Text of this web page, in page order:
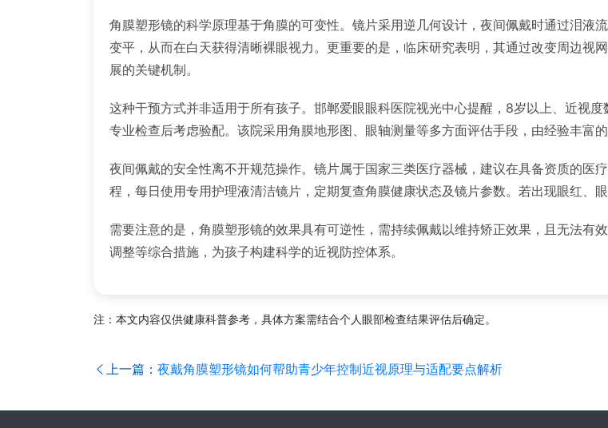
角膜塑形镜的科学原理基于角膜的可变性。镜片采用逆几何设计，夜间佩戴时通过泪液
变平，从而在白天获得清晰裸眼视力。更重要的是，临床研究表明，其通过改变周边视
展的关键机制。
这种干预方式并非适用于所有孩子。邯郸爱眼眼科医院视光中心提醒，8岁以上、近视
专业检查后考虑验配。该院采用角膜地形图、眼轴测量等多方面评估手段，由经验丰富
夜间佩戴的安全性离不开规范操作。镜片属于国家三类医疗器械，建议在具备资质的医
程，每日使用专用护理液清洁镜片，定期复查角膜健康状态及镜片参数。若出现眼红、
需要注意的是，角膜塑形镜的效果具有可逆性，需持续佩戴以维持矫正效果，且无法有
调整等综合措施，为孩子构建科学的近视防控体系。
注：本文内容仅供健康科普参考，具体方案需结合个人眼部检查结果评估后确定。
上一篇： 夜戴角膜塑形镜如何帮助青少年控制近视原理与适配要点解析